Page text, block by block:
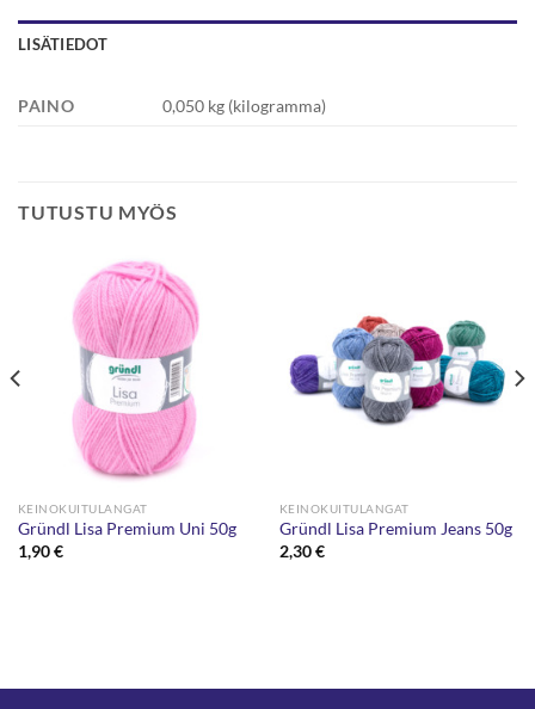
LISÄTIEDOT
PAINO 0,050 kg (kilogramma)
TUTUSTU MYÖS
KEINOKUITULANGAT
Gründl Lisa Premium Uni 50g
1,90€
KEINOKUITULANGAT
Gründl Lisa Premium Jeans 50g
2,30€